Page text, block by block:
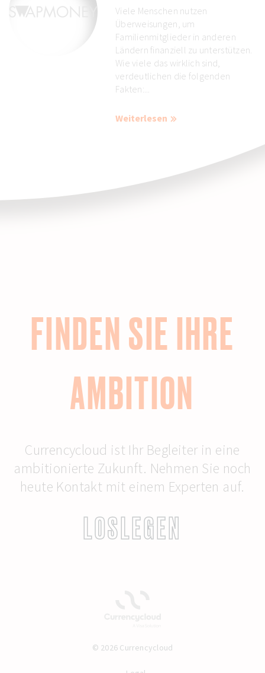
Viele Menschen nutzen
Überweisungen, um
Familienmitglieder in anderen
Ländern finanziell zu unterstützen.
Wie viele das wirklich sind,
verdeutlichen die folgenden
Fakten:...
Weiterlesen
FINDEN SIE IHRE
AMBITION
Currencycloud ist Ihr Begleiter in eine
ambitionierte Zukunft. Nehmen Sie noch
heute Kontakt mit einem Experten auf.
LOSLEGEN
© 2026 Currencycloud